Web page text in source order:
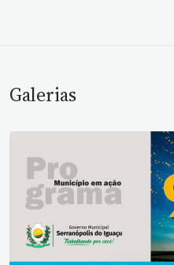
Galerias